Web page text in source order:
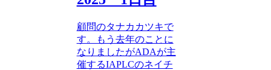
顧問のタナカカツキで
す。もう去年のことに
なりましたがADAが主
催するIAPLCのネイチ